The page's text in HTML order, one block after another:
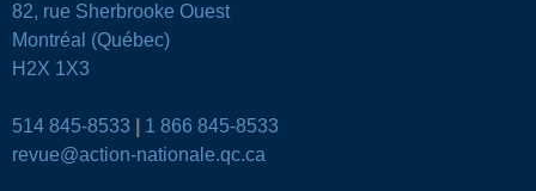
82, rue Sherbrooke Ouest
Montréal (Québec)
H2X 1X3
514 845-8533
1 866 845-8533
revue@action-nationale.qc.ca